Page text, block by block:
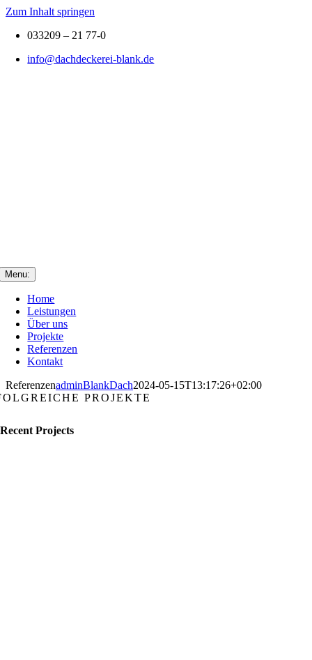
Zum Inhalt springen
033209 – 21 77-0
info@dachdeckerei-blank.de
Menu:
Home
Leistungen
Über uns
Projekte
Referenzen
Kontakt
ReferenzenadminBlankDach2024-05-15T13:17:26+02:00
PROJEKTE
Projects